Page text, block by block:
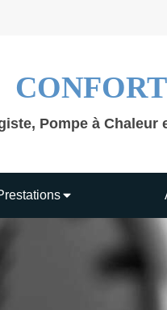
Pompe à Chaleur